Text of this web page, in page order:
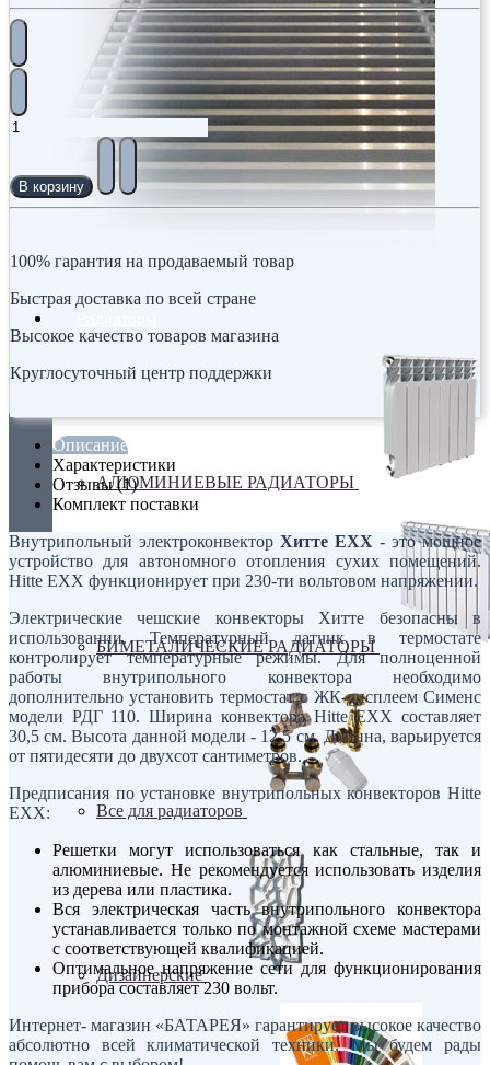
АЛЮМИНИЕВЫЕ РАДИАТОРЫ
БИМЕТАЛИЧЕСКИЕ РАДИАТОРЫ
Все для радиаторов
Дизайнерские
В корзину
100% гарантия на продаваемый товар
Быстрая доставка по всей стране
Высокое качество товаров магазина
Круглосуточный центр поддержки
Описание
Характеристики
Отзывы (1)
Комплект поставки
Внутрипольный электроконвектор Хитте EXX - это мощное
устройство для автономного отопления сухих помещений.
Hitte EXX функционирует при 230-ти вольтовом напряжении.
Электрические чешские конвекторы Хитте безопасны в
использовании. Температурный датчик в термостате
контролирует температурные режимы. Для полноценной
работы внутрипольного конвектора необходимо
дополнительно установить термостат с ЖК-дисплеем Сименс
модели РДГ 110. Ширина конвектора Hitte EXX составляет
30,5 см. Высота данной модели - 12,5 см. Длинна, варьируется
от пятидесяти до двухсот сантиметров.
Предписания по установке внутрипольных конвекторов Hitte
EXX:
Решетки могут использоваться как стальные, так и
алюминиевые. Не рекомендуется использовать изделия
из дерева или пластика.
Вся электрическая часть внутрипольного конвектора
устанавливается только по монтажной схеме мастерами
с соответствующей квалификацией.
Оптимальное напряжение сети для функционирования
прибора составляет 230 вольт.
Интернет- магазин «БАТАРЕЯ» гарантирует высокое качество
абсолютно всей климатической техники. Мы будем рады